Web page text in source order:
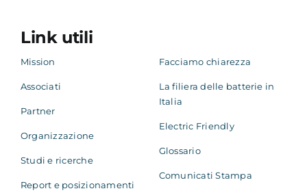
Link utili
Mission
Associati
Partner
Organizzazione
Studi e ricerche
Report e posizionamenti
Facciamo chiarezza
La filiera delle batterie in
Italia
Electric Friendly
Glossario
Comunicati Stampa